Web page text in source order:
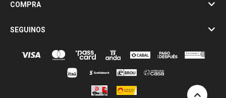
COMPRA
SEGUINOS